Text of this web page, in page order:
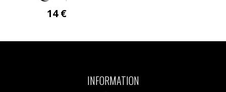
14€
INFORMATION